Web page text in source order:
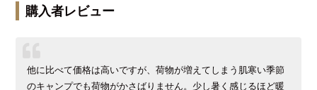
購入者レビュー
他に比べて価格は高いですが、荷物が増えてしまう肌寒い季節
のキャンプでも荷物がかさばりません。少し暑く感じるほど暖